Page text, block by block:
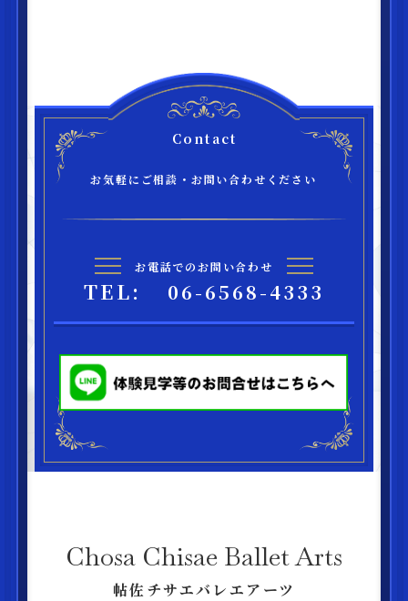
Contact
お気軽にご相談・お問い合わせください
お電話でのお問い合わせ
TEL: 06-6568-4333
Chosa Chisae Ballet Arts
帖佐チサエバレエアーツ